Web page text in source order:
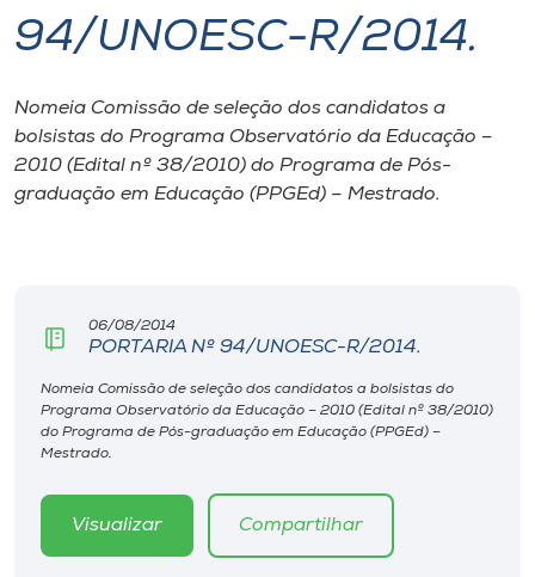
I.nova
Diplomados
Cultura
Biblioteca
Editora
Museu
94/UNOESC-R/2014.
Nomeia Comissão de seleção dos candidatos a
bolsistas do Programa Observatório da Educação –
2010 (Edital nº 38/2010) do Programa de Pós-
graduação em Educação (PPGEd) – Mestrado.
06/08/2014
PORTARIA Nº 94/UNOESC-R/2014.
Nomeia Comissão de seleção dos candidatos a bolsistas do
Programa Observatório da Educação – 2010 (Edital nº 38/2010)
do Programa de Pós-graduação em Educação (PPGEd) –
Mestrado.
Visualizar Compartilhar